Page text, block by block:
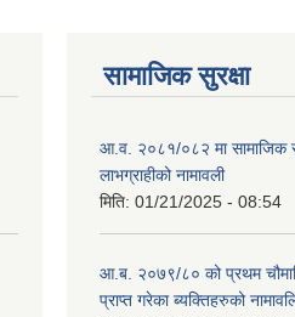
सामाजिक सुरक्षा
आ.व. २०८१/०८२ मा सामाजिक
लाभग्राहीको नामावली
मिति: 01/21/2025 - 08:54
आ.ब. २०७९/८० को प्रथम
प्राप्त गरेका ब्यक्तिहरुको